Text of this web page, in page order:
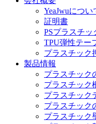
YeaJwuについ
証明書
PSプラスチッ
TPU弾性テー
プラスチック
製品情報
プラスチック
プラスチック
プラスチック
プラスチック
プラスチック